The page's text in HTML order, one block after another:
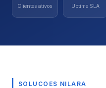
Clientes ativos Uptime SLA
SOLUCOES NILARA